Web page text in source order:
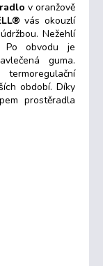
v oranžově
vás okouzlí
Nežehlí
Po obvodu je
guma.
termoregulační
období. Díky
prostěradla